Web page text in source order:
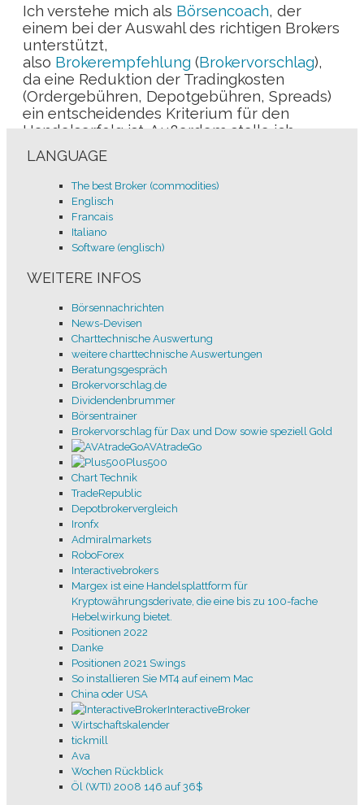
Ich verstehe mich als Börsencoach, der
einem bei der Auswahl des richtigen Brokers
unterstützt,
also Brokerempfehlung (Brokervorschlag),
da eine Reduktion der Tradingkosten
(Ordergebühren, Depotgebühren, Spreads)
ein entscheidendes Kriterium für den
Handelserfolg ist. Außerdem stelle ich
Handelsüberlegungen, sowie ein Coaching
zur Verfügung, mit dem Ziel,
charttechnische Signale zu erkennen und
mit der Zeit ein erfolgreiches eigenes
Handelssystem zu entwickeln.
Chart-Technik
Technik ist erlernbar und ich bin gerne
Melde dich bei mirhieroder
Mailformular.
MSCI Brazil ETF
Zurück
Weiter
Brokervorschlag sich aufs Handeln konzentrieren
Mittelkurs berechnen
Börse / Investment / Charttechnik
Russell2000
Danke-slm
JustTrade
Discord
Risikohinweis
Impressum / AGBs
Kontakt usw.
Daxswings.com schlagen.
Dax Gewichtung, Segmente
Kostenvergleich
Rohstoff Brokervorschlag
Bitcoin
Software
Chart-technik usw.
Multi Positions Manager
LANGUAGE
The best Broker (commodities)
Englisch
Francais
Italiano
Software (englisch)
WEITERE INFOS
Börsennachrichten
News-Devisen
Charttechnische Auswertung
weitere charttechnische Auswertungen
Beratungsgespräch
Brokervorschlag.de
Dividendenbrummer
Börsentrainer
Brokervorschlag für Dax und Dow sowie speziell Gold
AVAtradeGo
Plus500
Chart Technik
TradeRepublic
Depotbrokervergleich
Ironfx
Admiralmarkets
RoboForex
Interactivebrokers
Margex ist eine Handelsplattform für
Kryptowährungsderivate, die eine bis zu 100-fache
Hebelwirkung bietet.
Positionen 2022
Danke
Positionen 2021 Swings
So installieren Sie MT4 auf einem Mac
China oder USA
InteractiveBroker
Wirtschaftskalender
tickmill
Ava
Wochen Rückblick
Öl (WTI) 2008 146 auf 36$